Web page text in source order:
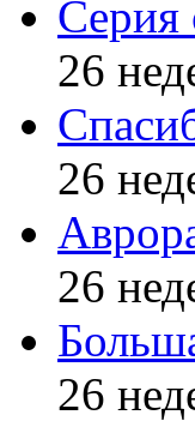
Серия
26
26
26
26